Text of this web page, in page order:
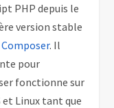
PHP depuis le
version stable
. Il
pour
fonctionne sur
et Linux tant que